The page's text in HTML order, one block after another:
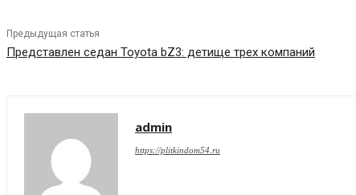
Предыдущая статья
Представлен седан Toyota bZ3: детище трех компаний
admin
https://plitkindom54.ru